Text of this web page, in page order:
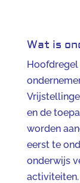
Wat is
en de
worden
eerst te
onderwijs
activiteiten.